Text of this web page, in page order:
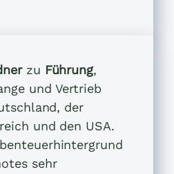
zu Führung,
und Vertrieb
der
und den USA.
sehr